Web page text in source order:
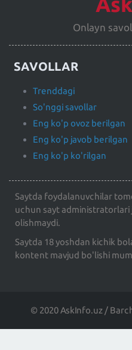
Onlayn
SAVOLLAR
Trenddagi
So'nggi savollar
Eng ko'p ovoz berilgan
Eng ko'p javob berilgan
Eng ko'p ko'rilgan
Saytda foydalanuvchilar
uchun sayt administratorlari
olishmaydi.
Saytda 18 yoshdan kichik
kontent mavjud bo'lishi
© 2020 AskInfo.uz /